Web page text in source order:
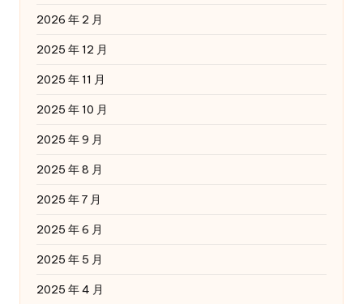
2026 年 2 月
2025 年 12 月
2025 年 11 月
2025 年 10 月
2025 年 9 月
2025 年 8 月
2025 年 7 月
2025 年 6 月
2025 年 5 月
2025 年 4 月